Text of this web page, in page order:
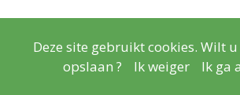
Située en Région wallonne dans la province
commune de Ben
Deze site gebruikt cookies. Wilt
opslaan ?
Ik weiger Ik ga